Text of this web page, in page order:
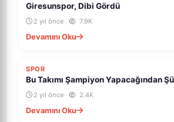
Giresunspor, Dibi Gördü
2 yıl önce 7.9K
Devamını Oku
SPOR
Bu Takımı Şampiyon Yapacağından
2 yıl önce 2.4K
Devamını Oku